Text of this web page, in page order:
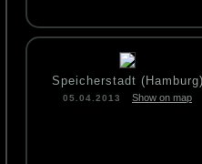
Speicherstadt (Hamburg)
05.04.2013 Show on map